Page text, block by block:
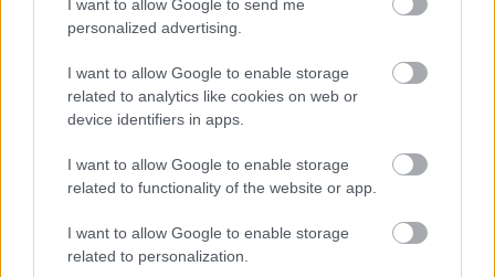
I want to allow Google to send me
personalized advertising.
I want to allow Google to enable storage
related to analytics like cookies on web or
device identifiers in apps.
I want to allow Google to enable storage
related to functionality of the website or app.
I want to allow Google to enable storage
related to personalization.
Mik alakítják a gondolkodásod? Avagy a kognitív
torzítások
Az egygyermekes politika és Kína gazdasági